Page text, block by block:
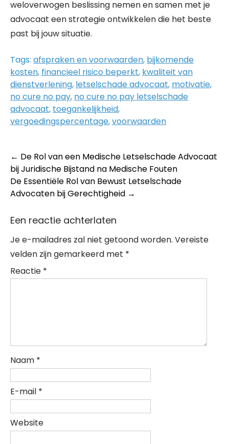
weloverwogen beslissing nemen en samen met je
advocaat een strategie ontwikkelen die het beste
past bij jouw situatie.
Tags: afspraken en voorwaarden, bijkomende
kosten, financieel risico beperkt, kwaliteit van
dienstverlening, letselschade advocaat, motivatie,
no cure no pay, no cure no pay letselschade
advocaat, toegankelijkheid,
vergoedingspercentage,voorwaarden
Post
navigation
← De Rol van een Medische Letselschade Advocaat
bij Juridische Bijstand na Medische Fouten
De Essentiële Rol van Bewust Letselschade
Advocaten bij Gerechtigheid →
Een reactie achterlaten
Je e-mailadres zal niet getoond worden. Vereiste
velden zijn gemarkeerd met *
Reactie *
Naam *
E-mail *
Website